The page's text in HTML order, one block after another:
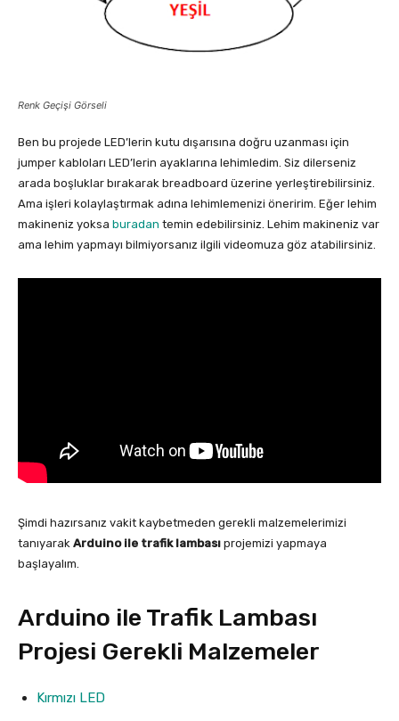
Renk Geçişi Görseli
Ben bu projede LED’lerin kutu dışarısına doğru uzanması için
jumper kabloları LED’lerin ayaklarına lehimledim. Siz dilerseniz
arada boşluklar bırakarak breadboard üzerine yerleştirebilirsiniz.
Ama işleri kolaylaştırmak adına lehimlemenizi öneririm. Eğer lehim
makineniz yoksa buradan temin edebilirsiniz. Lehim makineniz var
ama lehim yapmayı bilmiyorsanız ilgili videomuza göz atabilirsiniz.
Şimdi hazırsanız vakit kaybetmeden gerekli malzemelerimizi
tanıyarak Arduino ile trafik lambası projemizi yapmaya
başlayalım.
Arduino ile Trafik Lambası
Projesi Gerekli Malzemeler
Kırmızı LED